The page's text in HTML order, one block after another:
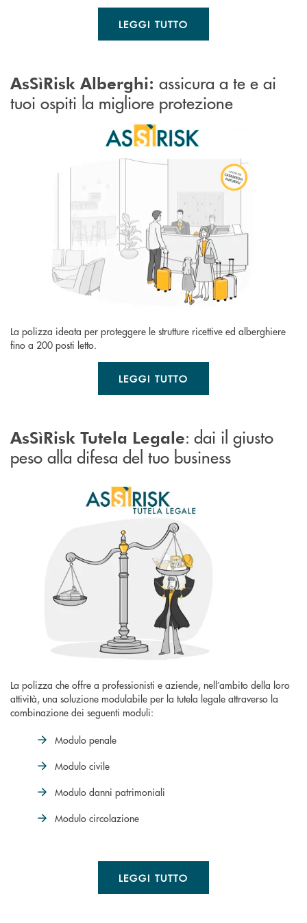
LEGGI TUTTO
AsSìRisk Alberghi: assicura a te e ai
tuoi ospiti la migliore protezione
La polizza ideata per proteggere le strutture ricettive ed alberghiere
fino a 200 posti letto.
LEGGI TUTTO
AsSìRisk Tutela Legale: dai il giusto
peso alla difesa del tuo business
La polizza che offre a professionisti e aziende, nell’ambito della loro
attività, una soluzione modulabile per la tutela legale attraverso la
combinazione dei seguenti moduli:
Modulo penale
Modulo civile
Modulo danni patrimoniali
Modulo circolazione
LEGGI TUTTO